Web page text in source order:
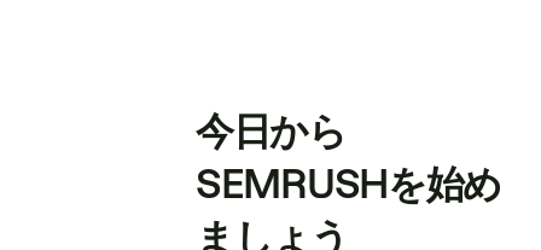
今日から
SEMRUSHを始め
ましょう